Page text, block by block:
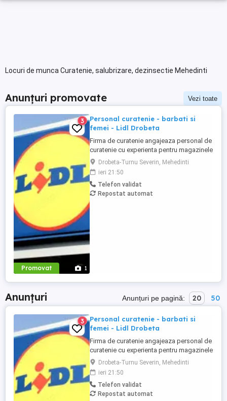
Locuri de munca Curatenie, salubrizare, dezinsectie Mehedinti
Anunțuri promovate Vezi toate
Promovat 1
3
Personal curatenie - barbati si
femei - Lidl Drobeta
Firma de curatenie angajeaza personal de
curatenie cu experienta pentru magazinele
Lidl din Drobeta Program o zi cu o zi.
Personalul de curatenie va asigura:
curatarea aparatelor de reciclat sticle si
curatenie spatiului unde sunt amplasate
aceste aparate Firma de curatenie va
Drobeta-Turnu Severin, Mehedinti
ieri 21:50
Telefon validat
Repostat automat
Anunțuri Anunțuri pe pagină: 20 50
3
Personal curatenie - barbati si
femei - Lidl Drobeta
Firma de curatenie angajeaza personal de
curatenie cu experienta pentru magazinele
Lidl din Drobeta Program o zi cu o zi.
Personalul de curatenie va asigura:
curatarea aparatelor de reciclat sticle si
curatenie spatiului unde sunt amplasate
aceste aparate Firma de curatenie va
Drobeta-Turnu Severin, Mehedinti
ieri 21:50
Telefon validat
Repostat automat